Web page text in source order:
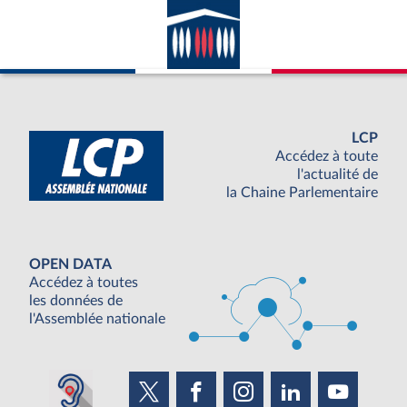
considéré à l’ONU.
LCP
Accédez à toute
l'actualité de
la Chaine Parlementaire
OPEN DATA
Accédez à toutes
les données de
l'Assemblée nationale